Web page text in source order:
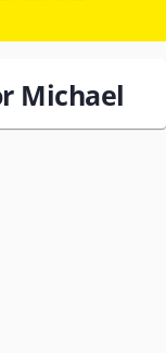
Michael